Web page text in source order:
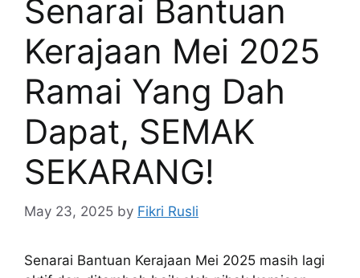
Senarai Bantuan
Kerajaan Mei 2025
Ramai Yang Dah
Dapat, SEMAK
SEKARANG!
May 23, 2025 by Fikri Rusli
Senarai Bantuan Kerajaan Mei 2025 masih lagi